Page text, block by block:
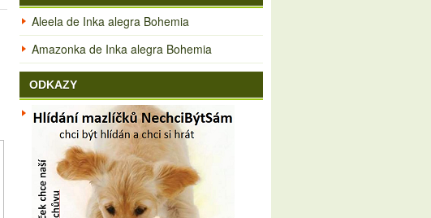
Aleela de Inka alegra Bohemia
Amazonka de Inka alegra Bohemia
ODKAZY